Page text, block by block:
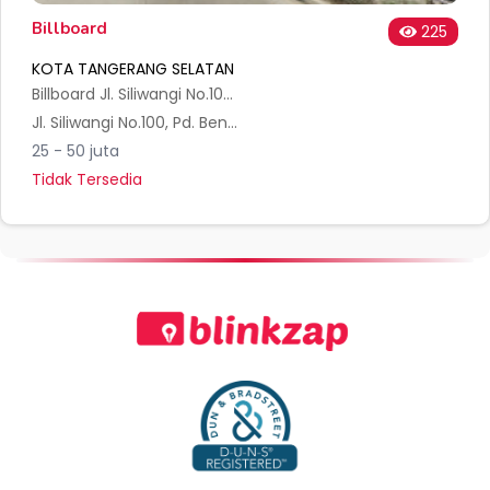
Billboard
225
KOTA TANGERANG SELATAN
Billboard Jl. Siliwangi No.106 Pamulang, Tengerang Selatan
Jl. Siliwangi No.100, Pd. Benda, Kec. Pamulang, Kota Tangerang Selatan, Banten 15416, Indonesia
25 - 50 juta
Tidak Tersedia